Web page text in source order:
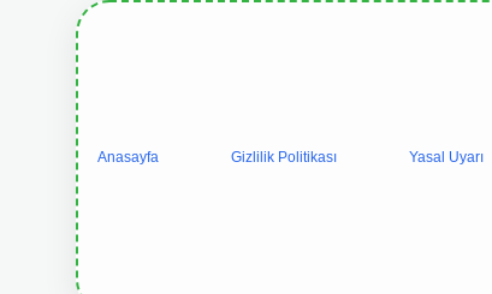
Anasayfa Gizlilik Politikası Yasal Uyarı